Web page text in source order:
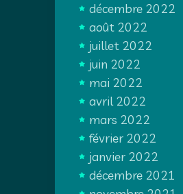
décembre 2022
août 2022
juillet 2022
juin 2022
mai 2022
avril 2022
mars 2022
février 2022
janvier 2022
décembre 2021